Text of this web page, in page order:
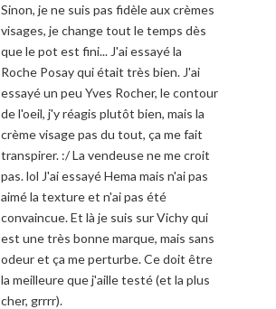
Sinon, je ne suis pas fidèle aux crèmes
visages, je change tout le temps dès
que le pot est fini... J'ai essayé la
Roche Posay qui était très bien. J'ai
essayé un peu Yves Rocher, le contour
de l'oeil, j'y réagis plutôt bien, mais la
crème visage pas du tout, ça me fait
transpirer. :/ La vendeuse ne me croit
pas. lol J'ai essayé Hema mais n'ai pas
aimé la texture et n'ai pas été
convaincue. Et là je suis sur Vichy qui
est une très bonne marque, mais sans
odeur et ça me perturbe. Ce doit être
la meilleure que j'aille testé (et la plus
cher, grrrr).